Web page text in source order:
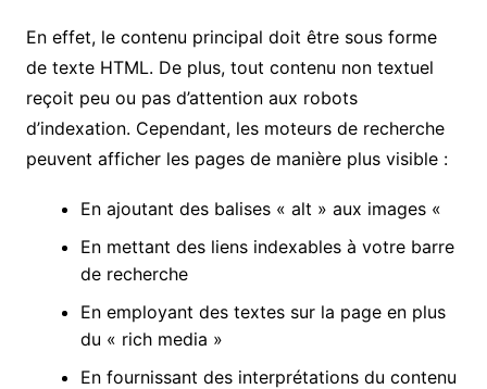
En effet, le contenu principal doit être sous forme
de texte HTML. De plus, tout contenu non textuel
reçoit peu ou pas d’attention aux robots
d’indexation. Cependant, les moteurs de recherche
peuvent afficher les pages de manière plus visible :
En ajoutant des balises « alt » aux images «
En mettant des liens indexables à votre barre
de recherche
En employant des textes sur la page en plus
du « rich media »
En fournissant des interprétations du contenu